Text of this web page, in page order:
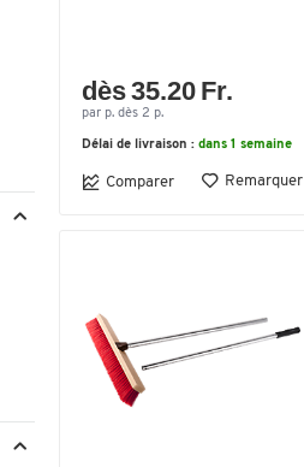
dès 35.20 Fr.
par p. dès 2 p.
Délai de livraison : dans 1 semaine
Comparer Remarquer